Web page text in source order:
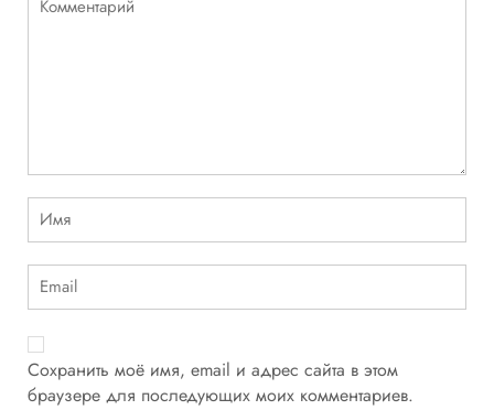
Сохранить моё имя, email и адрес сайта в этом
браузере для последующих моих комментариев.